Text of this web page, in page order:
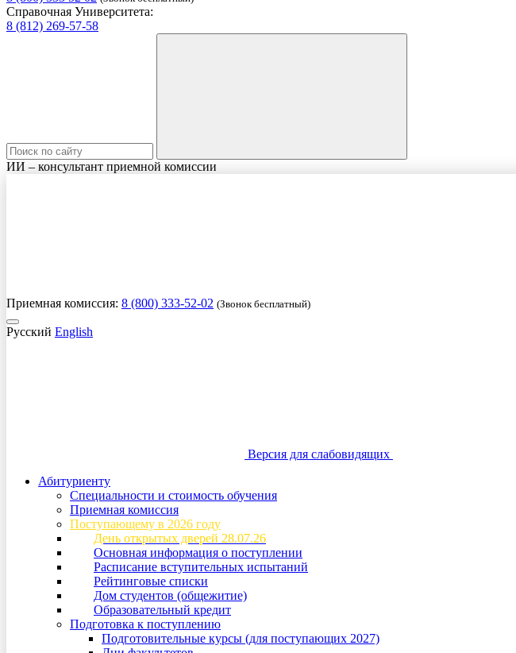
Справочная Университета:
8 (812) 269-57-58
ИИ – консультант приемной комиссии
Приемная комиссия: 8 (800) 333-52-02 (Звонок бесплатный)
Русский English
Версия для слабовидящих
Абитуриенту
Специальности и стоимость обучения
Приемная комиссия
Поступающему в 2026 году
День открытых дверей 28.07.26
Основная информация о поступлении
Расписание вступительных испытаний
Рейтинговые списки
Дом студентов (общежитие)
Образовательный кредит
Подготовка к поступлению
Подготовительные курсы (для поступающих 2027)